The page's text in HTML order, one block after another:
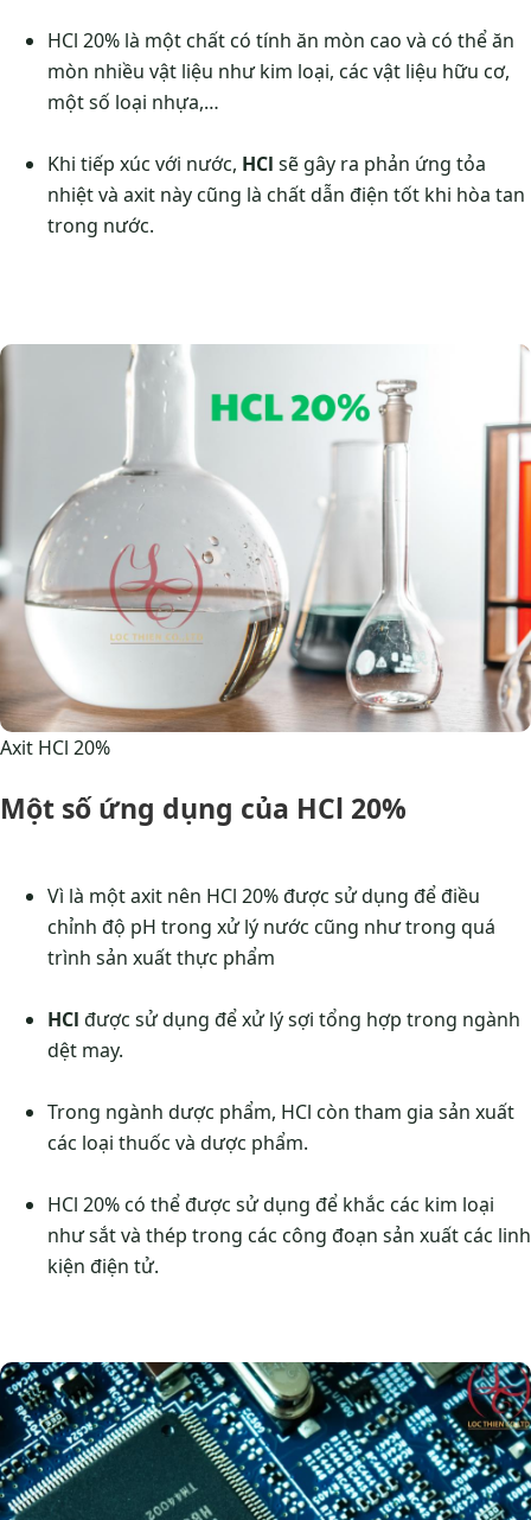
HCl 20% là một chất có tính ăn mòn cao và có thể ăn
mòn nhiều vật liệu như kim loại, các vật liệu hữu cơ,
một số loại nhựa,…
Khi tiếp xúc với nước, HCl sẽ gây ra phản ứng tỏa
nhiệt và axit này cũng là chất dẫn điện tốt khi hòa tan
trong nước.
Axit HCl 20%
Một số ứng dụng của HCl 20%
Vì là một axit nên HCl 20% được sử dụng để điều
chỉnh độ pH trong xử lý nước cũng như trong quá
trình sản xuất thực phẩm
HCl được sử dụng để xử lý sợi tổng hợp trong ngành
dệt may.
Trong ngành dược phẩm, HCl còn tham gia sản xuất
các loại thuốc và dược phẩm.
HCl 20% có thể được sử dụng để khắc các kim loại
như sắt và thép trong các công đoạn sản xuất các linh
kiện điện tử.